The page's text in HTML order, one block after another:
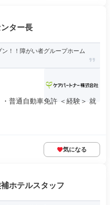
ター長
！！障がい者グループホーム
普通自動車免許 ＜経験＞ 就
気になる
ホテルスタッフ